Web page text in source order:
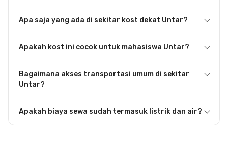
Apa saja yang ada di sekitar kost dekat Untar?
Apakah kost ini cocok untuk mahasiswa Untar?
Bagaimana akses transportasi umum di sekitar
Untar?
Apakah biaya sewa sudah termasuk listrik dan air?